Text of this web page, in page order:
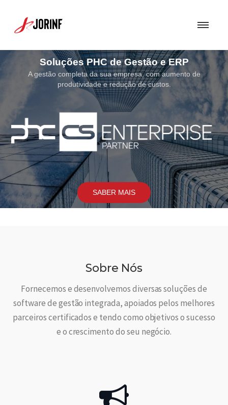
Soluções de Segurança
Uma Solução de Segurança bem concebida torna-se fundamental para
assegurar a proteção dos sistemas e soluções por nós
SABER MAIS
Sobre Nós
Fornecemos e desenvolvemos diversas soluções de
software de gestão integrada, apoiados pelos melhores
parceiros certificados e tendo como objetivos o sucesso
e o crescimento do seu negócio.